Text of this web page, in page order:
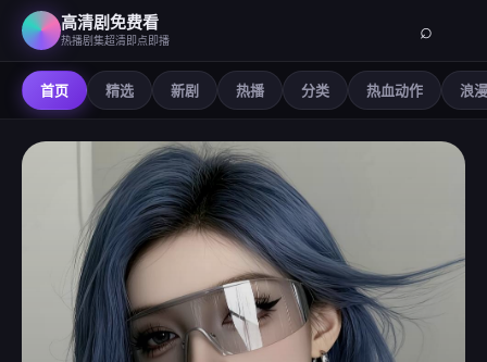
高清剧免费看
热播剧集超清即点即播 ⌕
首页 精选 新剧 热播 分类 热血动作 浪
高清剧免费看-在线观看免费